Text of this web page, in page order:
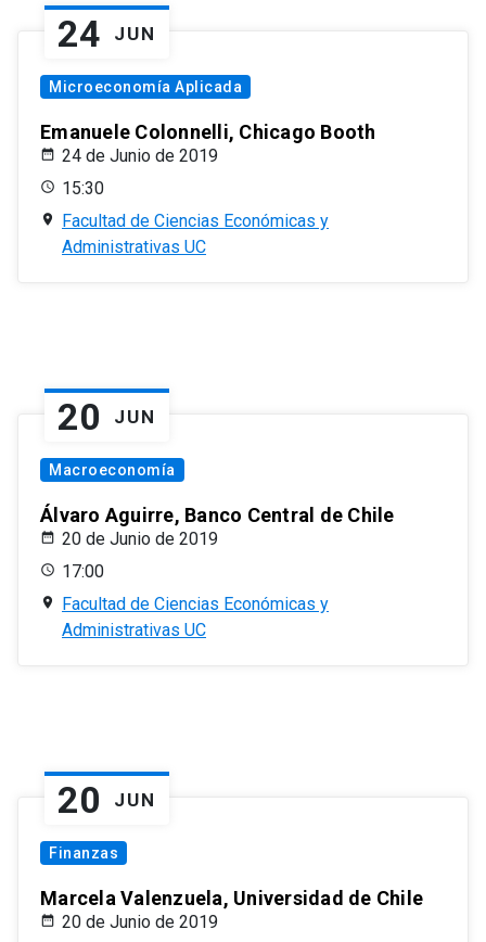
24 JUN
Microeconomía Aplicada
Emanuele Colonnelli, Chicago Booth
24 de Junio de 2019
15:30
Facultad de Ciencias Económicas y
Administrativas UC
20 JUN
Macroeconomía
Álvaro Aguirre, Banco Central de Chile
20 de Junio de 2019
17:00
Facultad de Ciencias Económicas y
Administrativas UC
20 JUN
Finanzas
Marcela Valenzuela, Universidad de Chile
20 de Junio de 2019